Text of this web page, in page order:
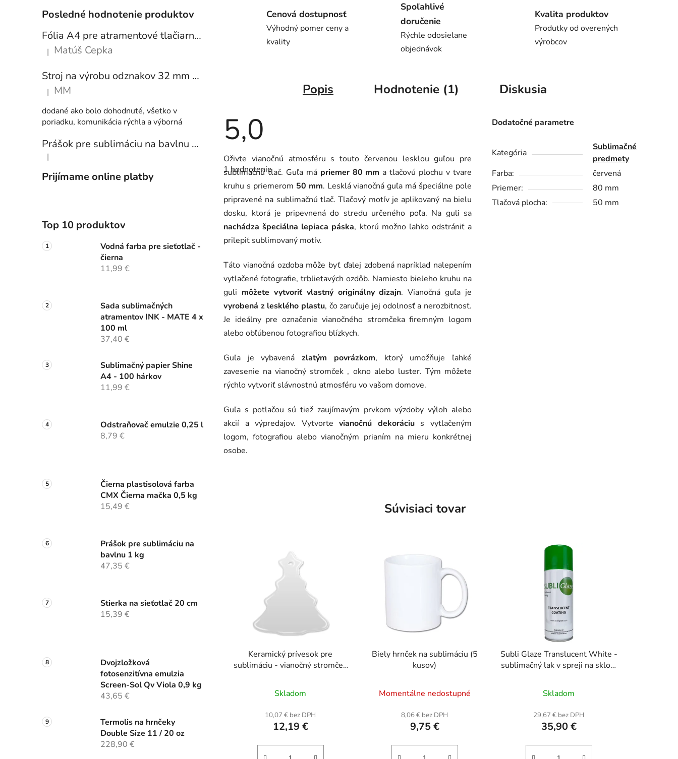
Posledné hodnotenie produktov
Fólia A4 pre atramentové tlačiarne - sada 10 ks
Hodnotenie produktu je 5 z 5 hviezdičiek.
| Matúš Cepka
Stroj na výrobu odznakov 32 mm a 58 mm + 250 ks odznakov
Hodnotenie produktu je 5 z 5 hviezdičiek.
| MM
dodané ako bolo dohodnuté, všetko v
poriadku, komunikácia rýchla a výborná
Prášok pre sublimáciu na bavlnu 1 kg
Hodnotenie produktu je 5 z 5 hviezdičiek.
|
Prijímame online platby
Top 10 produktov
Vodná farba pre sieťotlač -
čierna
11,99 €
Sada sublimačných
atramentov INK - MATE 4 x
100 ml
37,40 €
Sublimačný papier Shine
A4 - 100 hárkov
11,99 €
Odstraňovač emulzie 0,25 l
8,79 €
Čierna plastisolová farba
CMX Čierna mačka 0,5 kg
15,49 €
Prášok pre sublimáciu na
bavlnu 1 kg
47,35 €
Stierka na sieťotlač 20 cm
15,39 €
Dvojzložková
fotosenzitívna emulzia
Screen-Sol Qv Viola 0,9 kg
43,65 €
Termolis na hrnčeky
Double Size 11 / 20 oz
228,90 €
Cenová dostupnosť
Výhodný pomer ceny a
kvality
Spoľahlivé
doručenie
Rýchle odosielane
objednávok
Kvalita produktov
Produtky od overených
výrobcov
Popis Hodnotenie (1) Diskusia
5,0
Priemerné
hodnotenie
produktu
5,0
5
hviezdičiek.
1 hodnotenie
Oživte vianočnú atmosféru s touto červenou lesklou guľou pre
sublimačnú tlač. Guľa má priemer 80 mm a tlačovú plochu v tvare
kruhu s priemerom 50 mm. Lesklá vianočná guľa má špeciálne pole
pripravené na sublimačnú tlač. Tlačový motív je aplikovaný na bielu
dosku, ktorá je pripevnená do stredu určeného poľa. Na guli sa
nachádza špeciálna lepiaca páska, ktorú možno ľahko odstrániť a
prilepiť sublimovaný motív.
Táto vianočná ozdoba môže byť ďalej zdobená napríklad nalepením
vytlačené fotografie, trblietavých ozdôb. Namiesto bieleho kruhu na
guli môžete vytvoriť vlastný originálny dizajn. Vianočná guľa je
vyrobená z lesklého plastu, čo zaručuje jej odolnosť a nerozbitnosť.
Je ideálny pre označenie vianočného stromčeka firemným logom
alebo obľúbenou fotografiou blízkych.
Guľa je vybavenázlatým povrázkom, ktorý umožňuje ľahké
zavesenie na vianočný stromček , okno alebo luster. Tým môžete
rýchlo vytvoriť slávnostnú atmosféru vo vašom domove.
Guľa s potlačou sú tiež zaujímavým prvkom výzdoby výloh alebo
akcií a výpredajov. Vytvortevianočnú dekorácius vytlačeným
logom, fotografiou alebo vianočným prianím na mieru konkrétnej
osobe.
Dodatočné parametre
Kategória
Sublimačné
predmety
Farba:
červená
Priemer:
80 mm
Tlačová plocha:
50 mm
Súvisiaci tovar
Keramický prívesok pre
sublimáciu - vianočný stromček
Skladom
10,07 € bez DPH
12,19 €
Biely hrnček na sublimáciu (5
kusov)
hodnotenie
produktu
je
z
Momentálne nedostupné
8,06 € bez DPH
9,75 €
Subli Glaze Translucent White -
sublimačný lak v spreji na sklo a
hodnotenie
produktu
je
z
Skladom
29,67 € bez DPH
35,90 €